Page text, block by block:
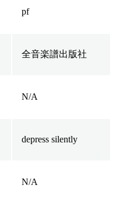
pf
全音楽譜出版社
N/A
depress silently
N/A